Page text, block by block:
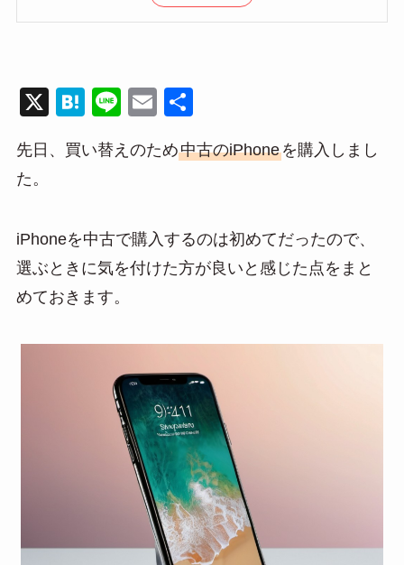
X
H
e
Li
e
E
ail
先日、買い替えのため中古のiPhoneを購入しまし
た。
iPhoneを中古で購入するのは初めてだったので、
選ぶときに気を付けた方が良いと感じた点をまと
めておきます。